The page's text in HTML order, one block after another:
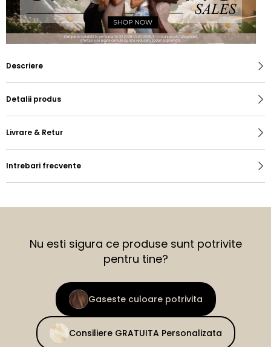
Descriere
Detalii produs
Livrare & Retur
Intrebari frecvente
Nu esti sigura ce produse sunt potrivite
pentru tine?
Gaseste culoare potrivita
Consiliere GRATUITA Personalizata